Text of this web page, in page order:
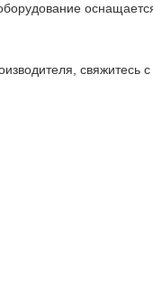
свяжитесь